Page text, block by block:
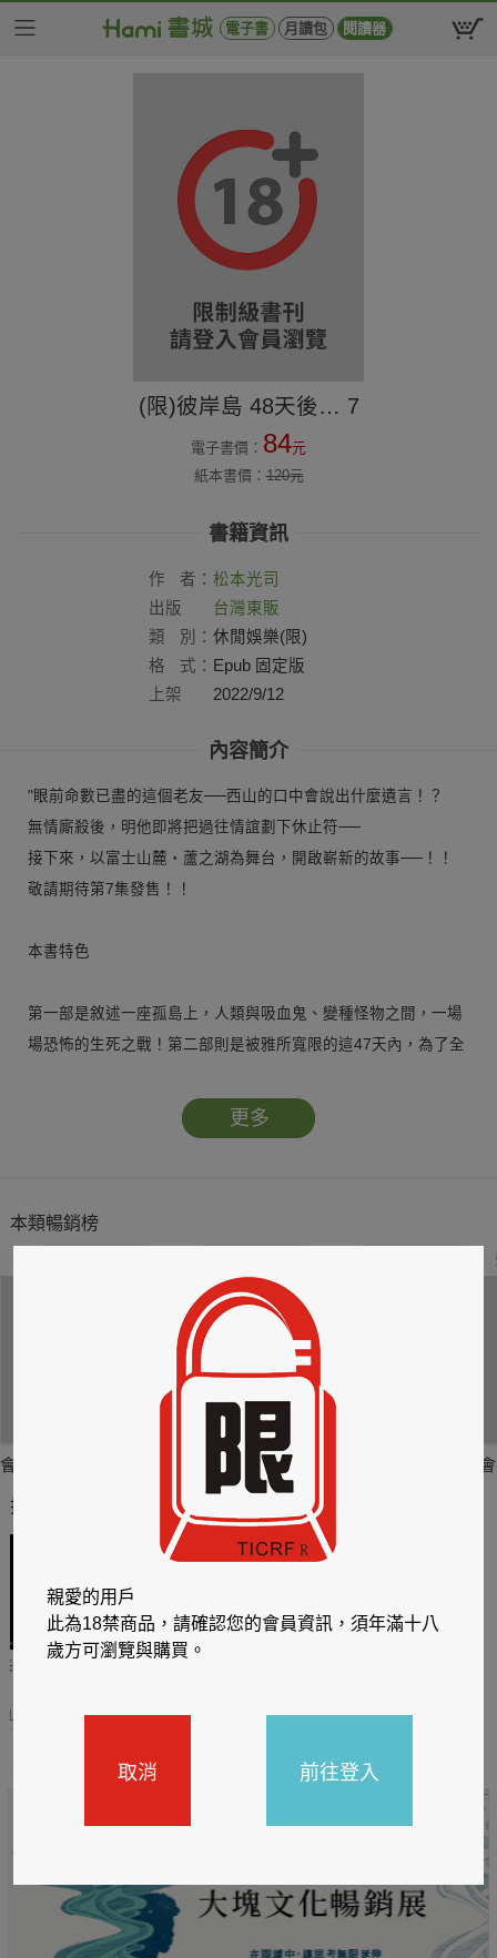
電子書 月讀包 閱讀器
(限)彼岸島 48天後… 7
電子書價： 84元
紙本書價：120元
書籍資訊
作 者： 松本光司
出版
社：
台灣東販
類
別： 休閒娛樂(限)
格
式： Epub 固定版
上架
2022/9/12
內容簡介
"眼前命數已盡的這個老友──西山的口中會說出什麼遺言！？
無情廝殺後，明他即將把過往情誼劃下休止符──
接下來，以富士山麓‧蘆之湖為舞台，開啟嶄新的故事──！！
敬請期待第7集發售！！
本書特色
第一部是敘述一座孤島上，人類與吸血鬼、變種怪物之間，一場
場恐怖的生死之戰！第二部則是被雅所寬限的這47天內，為了全
鬥!!然而由於阻止雅釋放毒蚊失敗之故，全日本都遭遇空前危
機，因此第三部的舞台便轉到日本本土，明誓言將與雅戰到其中
本作不只改編成真人電影，尚有真人電視劇以及電玩喔!!"
更多
本類暢銷榜
會長島耕作(05) 會長島耕作(09)
推薦你買好東西
2026/06/20 - 2026/08/31 2026/06/20 - 2026/08/31
親愛的用戶
此為18禁商品，請確認您的會員資訊，須年滿十八
歲方可瀏覽與購買。
取消 前往登入